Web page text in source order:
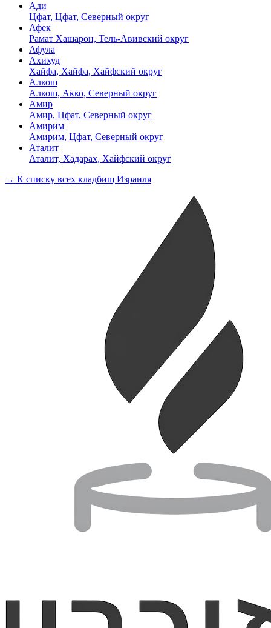
Ади
Цфат, Цфат, Северный округ
Афек
Рамат Хашарон, Тель-Авивский округ
Афула
Ахихуд
Хайфа, Хайфа, Хайфский округ
Алкош
Алкош, Акко, Северный округ
Амир
Амир, Цфат, Северный округ
Амирим
Амирим, Цфат, Северный округ
Аталит
Аталит, Хадарах, Хайфский округ
→ К списку всех кладбищ Израиля